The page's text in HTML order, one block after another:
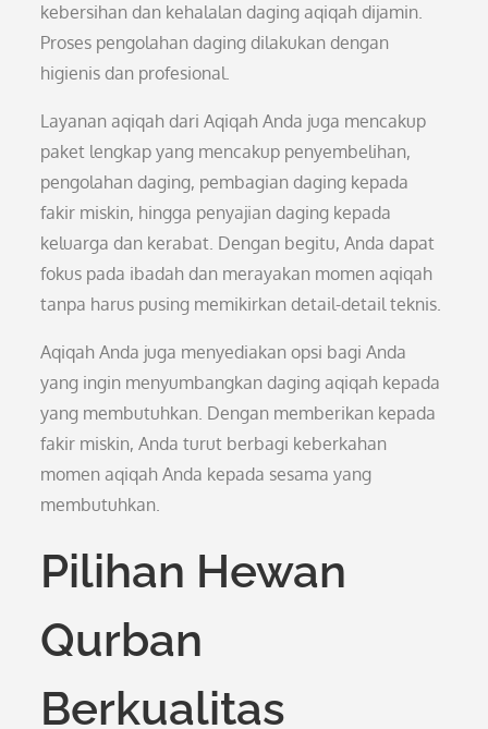
kebersihan dan kehalalan daging aqiqah dijamin.
Proses pengolahan daging dilakukan dengan
higienis dan profesional.
Layanan aqiqah dari Aqiqah Anda juga mencakup
paket lengkap yang mencakup penyembelihan,
pengolahan daging, pembagian daging kepada
fakir miskin, hingga penyajian daging kepada
keluarga dan kerabat. Dengan begitu, Anda dapat
fokus pada ibadah dan merayakan momen aqiqah
tanpa harus pusing memikirkan detail-detail teknis.
Aqiqah Anda juga menyediakan opsi bagi Anda
yang ingin menyumbangkan daging aqiqah kepada
yang membutuhkan. Dengan memberikan kepada
fakir miskin, Anda turut berbagi keberkahan
momen aqiqah Anda kepada sesama yang
membutuhkan.
Pilihan Hewan
Qurban
Berkualitas